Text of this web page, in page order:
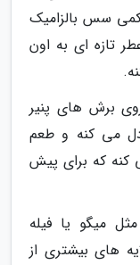
کمی سس بالزامیک
تازه ای به اون
برش های پنیر
می کنه و طعم
کنه که برای پیش
میگو یا فیله
های بیشتری از